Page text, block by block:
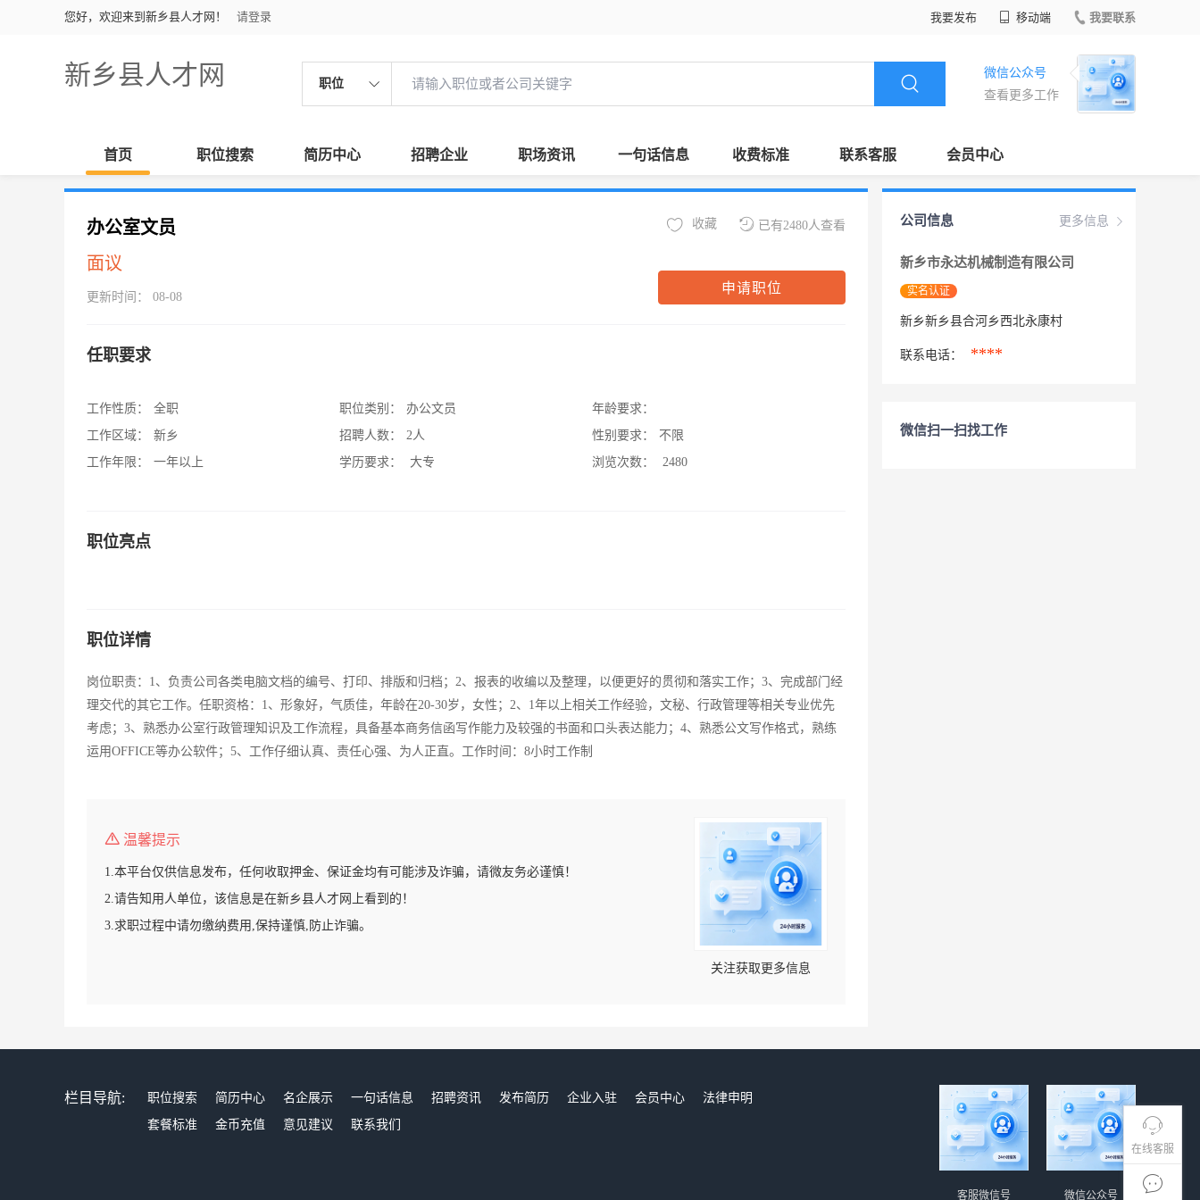
您好，欢迎来到新乡县人才网！ 请登录 我要发布 移动端 我要联系
新乡县人才网 职位
微信公众号
查看更多工作
首页 职位搜索 简历中心 招聘企业 职场资讯 一句话信息 收费标准 联系客服 会员中心
在线客服
办公室文员
面议
更新时间： 08-08
已有2480人查看
收藏
申请职位
任职要求
工作性质：
全职
工作区域：
新乡
工作年限：
一年以上
职位类别：
办公文员
招聘人数：
2人
学历要求：
大专
年龄要求：
性别要求：
不限
浏览次数：
2480
职位亮点
职位详情
岗位职责：1、负责公司各类电脑文档的编号、打印、排版和归档；2、报表的收编以及整理，以便更好的贯彻和落实工作；3、完成部门经
理交代的其它工作。任职资格：1、形象好，气质佳，年龄在20-30岁，女性；2、1年以上相关工作经验，文秘、行政管理等相关专业优先
考虑；3、熟悉办公室行政管理知识及工作流程，具备基本商务信函写作能力及较强的书面和口头表达能力；4、熟悉公文写作格式，熟练
运用OFFICE等办公软件；5、工作仔细认真、责任心强、为人正直。工作时间：8小时工作制
温馨提示
1.本平台仅供信息发布，任何收取押金、保证金均有可能涉及诈骗，请微友务必谨慎！
2.请告知用人单位，该信息是在新乡县人才网上看到的！
3.求职过程中请勿缴纳费用,保持谨慎,防止诈骗。
关注获取更多信息
更多信息
公司信息
新乡市永达机械制造有限公司
实名认证
新乡新乡县合河乡西北永康村
联系电话： ****
微信扫一扫找工作
栏目导航: 职位搜索 简历中心 名企展示 一句话信息 招聘资讯 发布简历 企业入驻 会员中心
法律申明
套餐标准
金币充值 意见建议 联系我们
微信公众号
客服微信号